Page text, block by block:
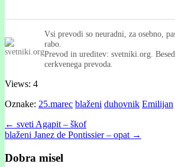
Vsi prevodi so neuradni, za osebno,
rabo.
Prevod in ureditev: svetniki.org.
cerkvenega prevoda.
Views: 4
Oznake: 25.marec blaženi duhovnik Emilijan
Post
navigation
← sveti Agapit – škof
blaženi Janez de Pontissier – opat →
Dobra misel